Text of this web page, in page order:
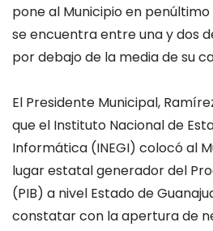
pone al Municipio en
se encuentra entre una y dos
por debajo de la media de su
El Presidente Municipal,
que el Instituto Nacional de
Informática (INEGI) colocó al
lugar estatal generador del
(PIB) a nivel Estado de
constatar con la apertura de